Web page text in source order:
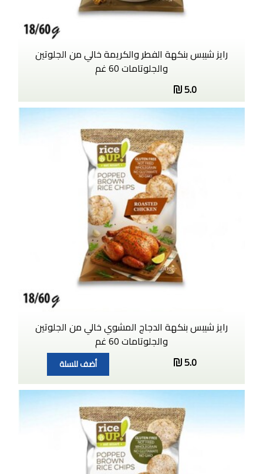
رايز شيبس بنكهة الفطر والكريمة خالي من الجلوتين
والجلوتامات 60 غم
5.0
رايز شيبس بنكهة الدجاج المشوي خالي من الجلوتين
والجلوتامات 60 غم
5.0
أضف للسلة